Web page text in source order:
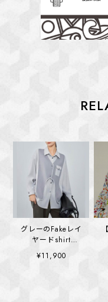
グレーのFakeレイ
ヤードshirt
(kai1321)
¥11,900